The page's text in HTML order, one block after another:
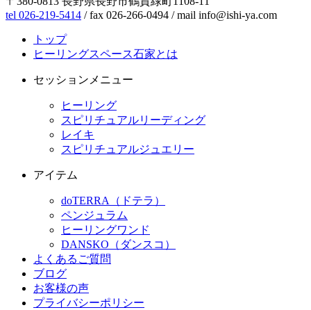
tel 026-219-5414 / fax 026-266-0494 / mail info@ishi-ya.com
トップ
ヒーリングスペース石家とは
セッションメニュー
ヒーリング
スピリチュアルリーディング
レイキ
スピリチュアルジュエリー
アイテム
doTERRA（ドテラ）
ペンジュラム
ヒーリングワンド
DANSKO（ダンスコ）
よくあるご質問
ブログ
お客様の声
プライバシーポリシー